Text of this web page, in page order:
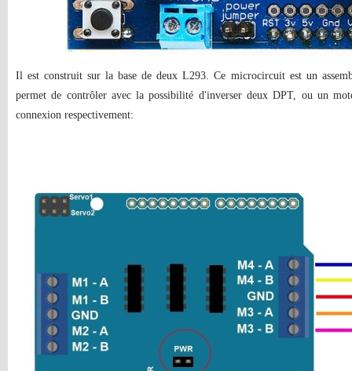
Il est construit sur la base de deux L293. Ce microcircuit est un
permet de contrôler avec la possibilité d'inverser deux DPT, ou un
connexion respectivement: